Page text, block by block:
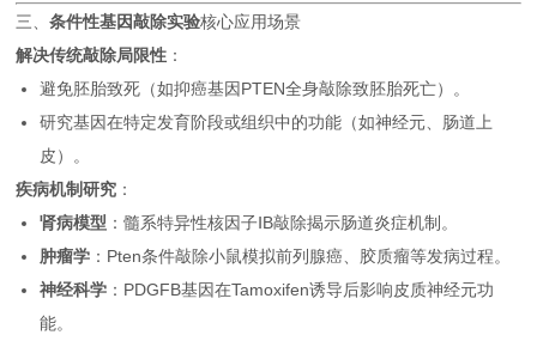
三、条件性基因敲除实验核心应用场景
解决传统敲除局限性 ：
避免胚胎致死（如抑癌基因PTEN全身敲除致胚胎死亡）。
研究基因在特定发育阶段或组织中的功能（如神经元、肠道上
皮）。
疾病机制研究 ：
肾病模型 ：髓系特异性核因子ⅠB敲除揭示肠道炎症机制。
肿瘤学 ：Pten条件敲除小鼠模拟前列腺癌、胶质瘤等发病过程。
神经科学 ：PDGFB基因在Tamoxifen诱导后影响皮质神经元功
能。